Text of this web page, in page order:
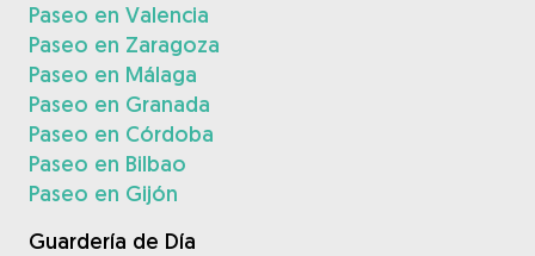
Paseo en Valencia
Paseo en Zaragoza
Paseo en Málaga
Paseo en Granada
Paseo en Córdoba
Paseo en Bilbao
Paseo en Gijón
Guardería de Día